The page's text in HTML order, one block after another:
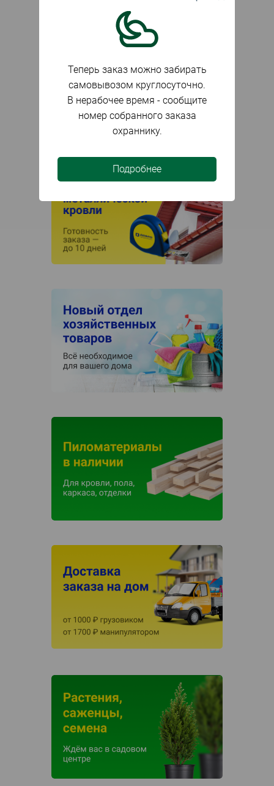
Теперь заказ можно забирать
самовывозом круглосуточно.
В нерабочее время - сообщите
номер собранного заказа
охраннику.
Подробнее